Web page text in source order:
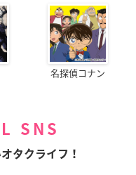
名探偵コナン
SNS
タクライフ！